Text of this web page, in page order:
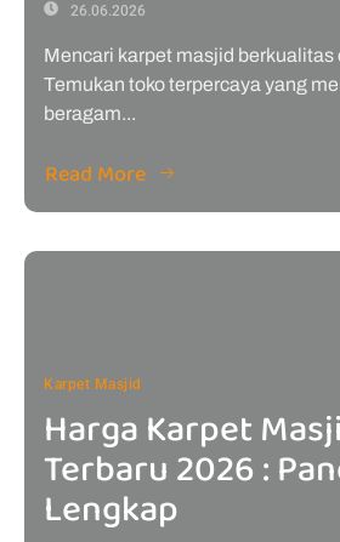
26.06.2026
Mencari karpet masjid berkualitas
Temukan toko terpercaya yang
beragam...
Read More
Karpet Masjid
Harga Karpet
Terbaru 2026 :
Lengkap